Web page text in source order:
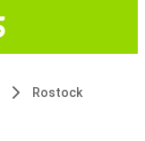
Rostock